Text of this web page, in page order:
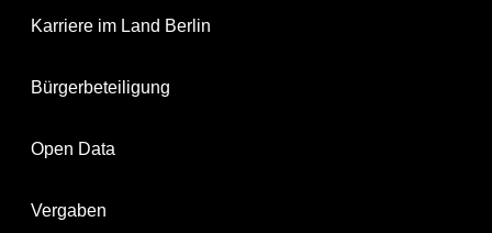
Karriere im Land Berlin
Bürgerbeteiligung
Open Data
Vergaben